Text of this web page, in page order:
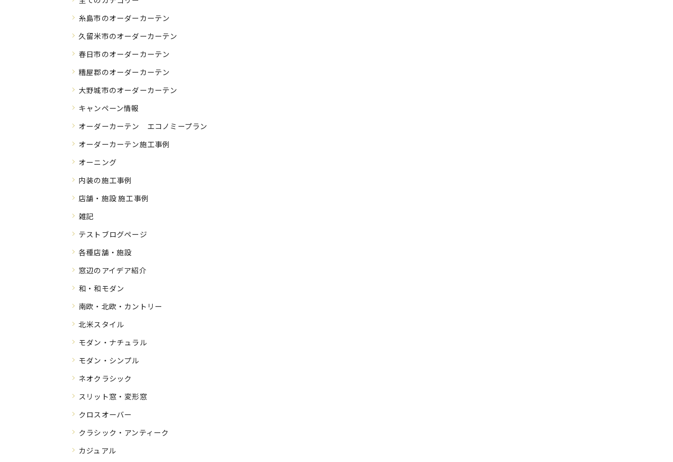
糸島市のオーダーカーテン
久留米市のオーダーカーテン
春日市のオーダーカーテン
糟屋郡のオーダーカーテン
大野城市のオーダーカーテン
キャンペーン情報
オーダーカーテン エコノミープラン
オーダーカーテン施工事例
オーニング
内装の施工事例
店舗・施設 施工事例
雑記
テストブログページ
各種店舗・施設
窓辺のアイデア紹介
和・和モダン
南欧・北欧・カントリー
北米スタイル
モダン・ナチュラル
モダン・シンプル
ネオクラシック
スリット窓・変形窓
クロスオーバー
クラシック・アンティーク
カジュアル